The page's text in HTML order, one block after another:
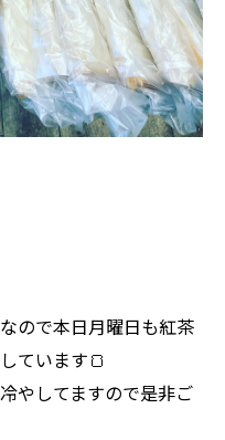
ので本日月曜日も紅茶
ています🍞
やしてますので是非ご